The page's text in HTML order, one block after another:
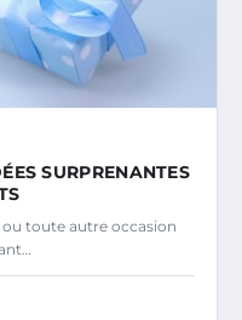
SURPRENANTES
toute autre occasion